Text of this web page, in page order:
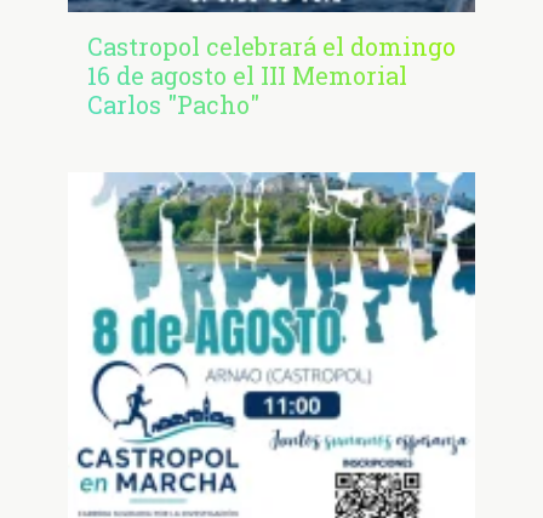
Castropol celebrará el domingo
16 de agosto el III Memorial
Carlos "Pacho"